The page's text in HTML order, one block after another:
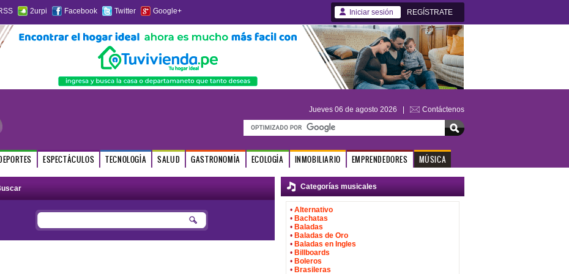
2urpi Facebook Twitter Google+ Iniciar sesión REGÍSTRATE
Jueves 06 de agosto 2026 | Contáctenos
ESPECTÁCULOS TECNOLOGÍA SALUD GASTRONOMÍA ECOLOGÍA INMOBILIARIO EMPRENDEDORES MÚSICA
Categorías musicales
• Alternativo
• Bachatas
• Baladas
• Baladas de Oro
• Baladas en Ingles
• Billboards
• Boleros
• Brasileras